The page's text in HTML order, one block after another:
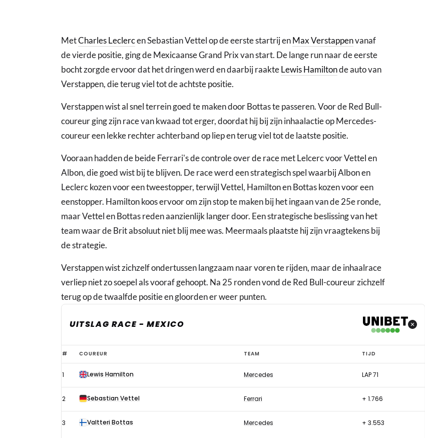
MetCharles Leclercen Sebastian Vettel op de eerste startrij enMax Verstappenvanaf
de vierde positie, ging de Mexicaanse Grand Prix van start. De lange run naar de eerste
bocht zorgde ervoor dat het dringen werd en daarbij raakteLewis Hamiltonde auto van
Verstappen, die terug viel tot de achtste positie.
Verstappen wist al snel terrein goed te maken door Bottas te passeren. Voor de Red Bull-
coureur ging zijn race van kwaad tot erger, doordat hij bij zijn inhaalactie op Mercedes-
coureur een lekke rechter achterband op liep en terug viel tot de laatste positie.
Vooraan hadden de beide Ferrari's de controle over de race met Lelcerc voor Vettel en
Albon, die goed wist bij te blijven. De race werd een strategisch spel waarbij Albon en
Leclerc kozen voor een tweestopper, terwijl Vettel, Hamilton en Bottas kozen voor een
eenstopper. Hamilton koos ervoor om zijn stop te maken bij het ingaan van de 25e ronde,
maar Vettel en Bottas reden aanzienlijk langer door. Een strategische beslissing van het
team waar de Brit absoluut niet blij mee was. Meermaals plaatste hij zijn vraagtekens bij
de strategie.
Verstappen wist zichzelf ondertussen langzaam naar voren te rijden, maar de inhaalrace
verliep niet zo soepel als vooraf gehoopt. Na 25 ronden vond de Red Bull-coureur zichzelf
terug op de twaalfde positie en gloorden er weer punten.
UITSLAG RACE - MEXICO
Klagende
Hamilton
wint
Mexicaanse
bijrol
# COUREUR TEAM TIJD
1 Lewis Hamilton Mercedes LAP 71
2 Sebastian Vettel Ferrari + 1.766
3 Valtteri Bottas Mercedes + 3.553